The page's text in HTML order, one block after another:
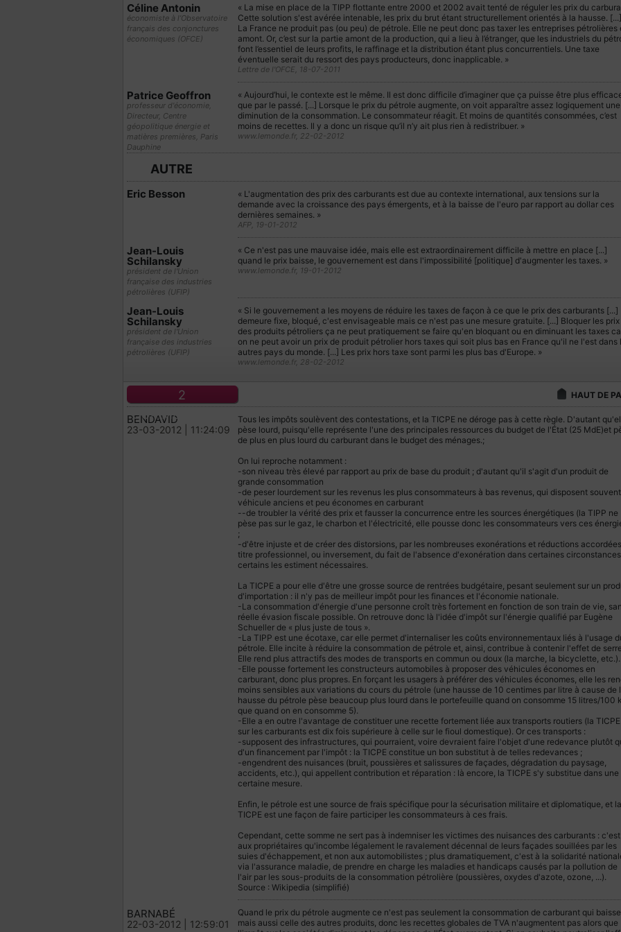
Céline Antonin
économiste à l’Observatoire
français des conjonctures
économiques (OFCE)
« La mise en place de la TIPP flottante entre 2000 et 2002 avait tenté de réguler les prix du
Cette solution s'est avérée intenable, les prix du brut étant structurellement orientés à la hausse. [...]
La France ne produit pas (ou peu) de pétrole. Elle ne peut donc pas taxer les entreprises pétrolières
amont. Or, c’est sur la partie amont de la production, qui a lieu à l’étranger, que les industriels du
font l’essentiel de leurs profits, le raffinage et la distribution étant plus concurrentiels. Une taxe
éventuelle serait du ressort des pays producteurs, donc inapplicable. »
Lettre de l'OFCE, 18-07-2011
Patrice Geoffron
professeur d'économie,
Directeur, Centre
géopolitique énergie et
matières premières, Paris
Dauphine
« Aujourd’hui, le contexte est le même. Il est donc difficile d’imaginer que ça puisse être plus
que par le passé. [...] Lorsque le prix du pétrole augmente, on voit apparaître assez logiquement une
diminution de la consommation. Le consommateur réagit. Et moins de quantités consommées, c’est
moins de recettes. Il y a donc un risque qu’il n’y ait plus rien à redistribuer. »
www.lemonde.fr, 22-02-2012
AUTRE
Eric Besson
« L'augmentation des prix des carburants est due au contexte international, aux tensions sur la
demande avec la croissance des pays émergents, et à la baisse de l'euro par rapport au dollar ces
dernières semaines. »
AFP, 19-01-2012
Jean-Louis
Schilansky
président de l'Union
française des industries
pétrolières (UFIP)
« Ce n'est pas une mauvaise idée, mais elle est extraordinairement difficile à mettre en place [...]
quand le prix baisse, le gouvernement est dans l'impossibilité [politique] d'augmenter les taxes. »
www.lemonde.fr, 19-01-2012
Jean-Louis
Schilansky
président de l'Union
française des industries
pétrolières (UFIP)
« Si le gouvernement a les moyens de réduire les taxes de façon à ce que le prix des carburants [...]
demeure fixe, bloqué, c'est envisageable mais ce n'est pas une mesure gratuite. [...] Bloquer les prix
des produits pétroliers ça ne peut pratiquement se faire qu'en bloquant ou en diminuant les taxes
on ne peut avoir un prix de produit pétrolier hors taxes qui soit plus bas en France qu'il ne l'est dans
autres pays du monde. [...] Les prix hors taxe sont parmi les plus bas d'Europe. »
www.lemonde.fr, 28-02-2012
HAUT DE
2
COMMENTAIRES
BENDAVID
23-03-2012 | 11:24:09
Tous les impôts soulèvent des contestations, et la TICPE ne déroge pas à cette règle. D'autant
pèse lourd, puisqu'elle représente l'une des principales ressources du budget de l'État (25 MdE)et
de plus en plus lourd du carburant dans le budget des ménages.;
On lui reproche notamment :
-son niveau très élevé par rapport au prix de base du produit ; d'autant qu'il s'agit d'un produit de
grande consommation
-de peser lourdement sur les revenus les plus consommateurs à bas revenus, qui disposent
véhicule anciens et peu économes en carburant
--de troubler la vérité des prix et fausser la concurrence entre les sources énergétiques (la TIPP ne
pèse pas sur le gaz, le charbon et l'électricité, elle pousse donc les consommateurs vers ces
;
-d'être injuste et de créer des distorsions, par les nombreuses exonérations et réductions
titre professionnel, ou inversement, du fait de l'absence d'exonération dans certaines
certains les estiment nécessaires.
La TICPE a pour elle d'être une grosse source de rentrées budgétaire, pesant seulement sur un
d'importation : il n'y pas de meilleur impôt pour les finances et l'économie nationale.
-La consommation d'énergie d'une personne croît très fortement en fonction de son train de vie,
réelle évasion fiscale possible. On retrouve donc là l'idée d'impôt sur l'énergie qualifié par Eugène
Schueller de « plus juste de tous ».
-La TIPP est une écotaxe, car elle permet d'internaliser les coûts environnementaux liés à l'usage
pétrole. Elle incite à réduire la consommation de pétrole et, ainsi, contribue à contenir l'effet de
Elle rend plus attractifs des modes de transports en commun ou doux (la marche, la bicyclette, etc.).
-Elle pousse fortement les constructeurs automobiles à proposer des véhicules économes en
carburant, donc plus propres. En forçant les usagers à préférer des véhicules économes, elle les
moins sensibles aux variations du cours du pétrole (une hausse de 10 centimes par litre à cause de
hausse du pétrole pèse beaucoup plus lourd dans le portefeuille quand on consomme 15 litres/100
que quand on en consomme 5).
-Elle a en outre l'avantage de constituer une recette fortement liée aux transports routiers (la TICPE
sur les carburants est dix fois supérieure à celle sur le fioul domestique). Or ces transports :
-supposent des infrastructures, qui pourraient, voire devraient faire l'objet d'une redevance plutôt
d'un financement par l'impôt : la TICPE constitue un bon substitut à de telles redevances ;
-engendrent des nuisances (bruit, poussières et salissures de façades, dégradation du paysage,
accidents, etc.), qui appellent contribution et réparation : là encore, la TICPE s'y substitue dans une
certaine mesure.
Enfin, le pétrole est une source de frais spécifique pour la sécurisation militaire et diplomatique, et la
TICPE est une façon de faire participer les consommateurs à ces frais.
Cependant, cette somme ne sert pas à indemniser les victimes des nuisances des carburants : c'est
aux propriétaires qu'incombe légalement le ravalement décennal de leurs façades souillées par les
suies d'échappement, et non aux automobilistes ; plus dramatiquement, c'est à la solidarité
via l'assurance maladie, de prendre en charge les maladies et handicaps causés par la pollution de
l'air par les sous-produits de la consommation pétrolière (poussières, oxydes d'azote, ozone, ...).
Source : Wikipedia (simplifié)
BARNABÉ
22-03-2012 | 12:59:01
Quand le prix du pétrole augmente ce n'est pas seulement la consommation de carburant qui
mais aussi celle des autres produits, donc les recettes globales de TVA n'augmentent pas alors que